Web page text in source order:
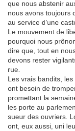
que nous abstenir
nous avons toujours
au service d’une
Le mouvement de
pourquoi nous
dire que, tout en
devons rester
rue.
Les vrais bandits,
ont besoin de
promettant la
les porte au
sueur des ouvriers.
ont, eux aussi, uni